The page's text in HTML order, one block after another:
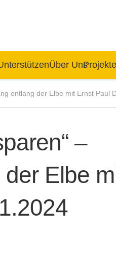
Über UnsProjekte
entlang der Elbe mit Ernst Paul
–
Elbe